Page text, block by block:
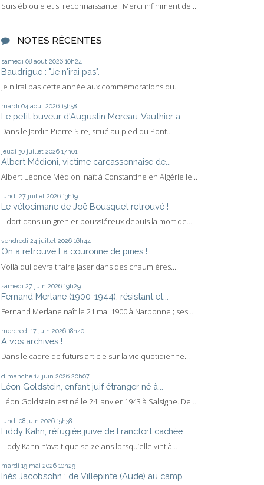
Suis éblouie et si reconnaissante . Merci infiniment de...
NOTES RÉCENTES
samedi 08 août 2026 10h24
Baudrigue : "Je n'irai pas".
Je n'irai pas cette année aux commémorations du...
mardi 04 août 2026 15h58
Le petit buveur d'Augustin Moreau-Vauthier a...
Dans le Jardin Pierre Sire, situé au pied du Pont...
jeudi 30 juillet 2026 17h01
Albert Médioni, victime carcassonnaise de...
Albert Léonce Médioni naît à Constantine en Algérie le...
lundi 27 juillet 2026 13h19
Le vélocimane de Joë Bousquet retrouvé !
Il dort dans un grenier poussiéreux depuis la mort de...
vendredi 24 juillet 2026 16h44
On a retrouvé La couronne de pines !
Voilà qui devrait faire jaser dans des chaumières....
samedi 27 juin 2026 19h29
Fernand Merlane (1900-1944), résistant et...
Fernand Merlane naît le 21 mai 1900 à Narbonne ; ses...
mercredi 17 juin 2026 18h40
A vos archives !
Dans le cadre de futurs article sur la vie quotidienne...
dimanche 14 juin 2026 20h07
Léon Goldstein, enfant juif étranger né à...
Léon Goldstein est né le 24 janvier 1943 à Salsigne. De...
lundi 08 juin 2026 15h38
Liddy Kahn, réfugiée juive de Francfort cachée...
Liddy Kahn n’avait que seize ans lorsqu’elle vint à...
mardi 19 mai 2026 10h29
Inès Jacobsohn : de Villepinte (Aude) au camp...